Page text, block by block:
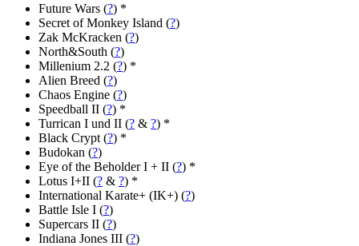
Future Wars (?) *
Secret of Monkey Island (?)
Zak McKracken (?)
North&South (?)
Millenium 2.2 (?) *
Alien Breed (?)
Chaos Engine (?)
Speedball II (?) *
Turrican I und II (? & ?) *
Black Crypt (?) *
Budokan (?)
Eye of the Beholder I + II (?) *
Lotus I+II (? & ?) *
International Karate+ (IK+) (?)
Battle Isle I (?)
Supercars II (?)
Indiana Jones III (?)